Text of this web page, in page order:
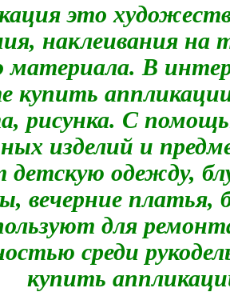
это
наклеивания на
материала. В
аппликации
рисунка. С
изделий и
одежду,
вечерние платья,
для
среди
купить